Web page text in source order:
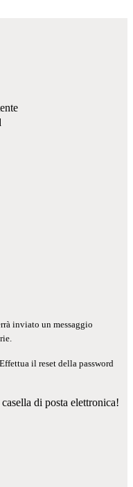
inviato un messaggio
il reset della password
di posta elettronica!